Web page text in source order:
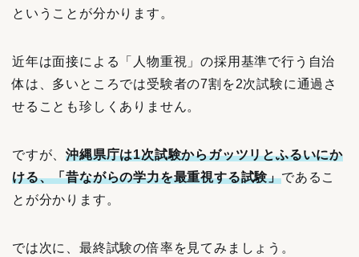
ということが分かります。
近年は面接による「人物重視」の採用基準で行う自治
体は、多いところでは受験者の7割を2次試験に通過さ
せることも珍しくありません。
ですが、沖縄県庁は1次試験からガッツリとふるいにか
ける、「昔ながらの学力を最重視する試験」であるこ
とが分かります。
では次に、最終試験の倍率を見てみましょう。